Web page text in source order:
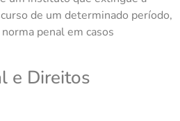
de um determinado período,
penal em casos
e Direitos